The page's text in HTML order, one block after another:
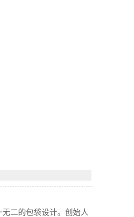
二的包袋设计。创始人